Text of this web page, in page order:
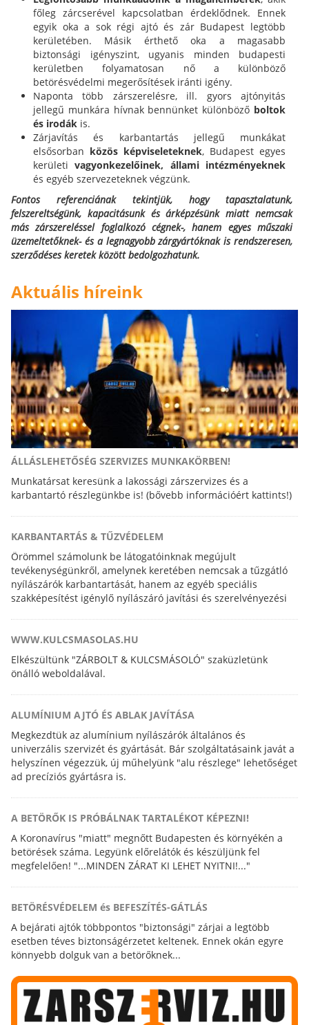
főleg zárcserével kapcsolatban érdeklődnek. Ennek
egyik oka a sok régi ajtó és zár Budapest legtöbb
kerületében. Másik érthető oka a magasabb
biztonsági igényszint, ugyanis minden budapesti
kerületben folyamatosan nő a különböző
betörésvédelmi megerősítések iránti igény.
Naponta több zárszerelésre, ill. gyors ajtónyitás
jellegű munkára hívnak bennünket különböző boltok
és irodák is.
Zárjavítás és karbantartás jellegű munkákat
elsősorban közös képviseleteknek, Budapest egyes
kerületivagyonkezelőinek, állami intézményeknek
és egyéb szervezeteknek végzünk.
Fontos referenciának tekintjük, hogy tapasztalatunk,
felszereltségünk, kapacitásunk és árképzésünk miatt nemcsak
más zárszereléssel foglalkozó cégnek-, hanem egyes műszaki
üzemeltetőknek- és a legnagyobb zárgyártóknak is rendszeresen,
szerződéses keretek között bedolgozhatunk.
Aktuális híreink
ÁLLÁSLEHETŐSÉG SZERVIZES MUNKAKÖRBEN!
Munkatársat keresünk a lakossági zárszervizes és a
karbantartó részlegünkbe is! (bővebb információért kattints!)
KARBANTARTÁS & TŰZVÉDELEM
Örömmel számolunk be látogatóinknak megújult
tevékenységünkről, amelynek keretében nemcsak a tűzgátló
nyílászárók karbantartását, hanem az egyéb speciális
szakképesítést igénylő nyílászáró javítási és szerelvényezési
WWW.KULCSMASOLAS.HU
Elkészültünk "ZÁRBOLT & KULCSMÁSOLÓ" szaküzletünk
önálló weboldalával.
ALUMÍNIUM AJTÓ ÉS ABLAK JAVÍTÁSA
Megkezdtük az alumínium nyílászárók általános és
univerzális szervizét és gyártását. Bár szolgáltatásaink javát a
helyszínen végezzük, új műhelyünk "alu részlege" lehetőséget
ad precíziós gyártásra is.
A BETÖRŐK IS PRÓBÁLNAK TARTALÉKOT KÉPEZNI!
A Koronavírus "miatt" megnőtt Budapesten és környékén a
betörések száma. Legyünk előrelátók és készüljünk fel
megfelelően! "...MINDEN ZÁRAT KI LEHET NYITNI!..."
BETÖRÉSVÉDELEM és BEFESZÍTÉS-GÁTLÁS
A bejárati ajtók többpontos "biztonsági" zárjai a legtöbb
esetben téves biztonságérzetet keltenek. Ennek okán egyre
könnyebb dolguk van a betörőknek...